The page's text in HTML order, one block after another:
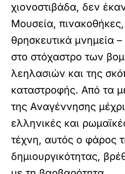
χιονοστιβάδα, δεν
Μουσεία, πινακοθήκες,
θρησκευτικά μνημεία
στο στόχαστρο των
λεηλασιών και της
καταστροφής. Από τα
της Αναγέννησης
ελληνικές και
τέχνη, αυτός ο φάρος
δημιουργικότητας,